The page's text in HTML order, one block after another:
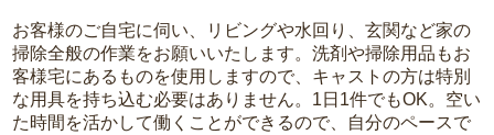
お客様のご自宅に伺い、リビングや水回り、玄関など家の
掃除全般の作業をお願いいたします。洗剤や掃除用品もお
客様宅にあるものを使用しますので、キャストの方は特別
な用具を持ち込む必要はありません。1日1件でもOK。空い
た時間を活かして働くことができるので、自分のペースで